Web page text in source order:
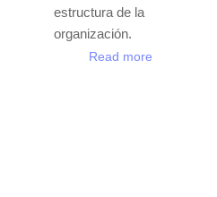
estructura de la
organización.
Read more